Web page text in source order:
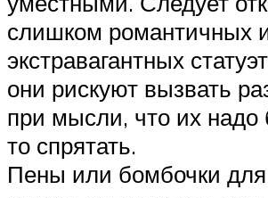
слишком романтичных
экстравагантных
они рискуют вызвать
при мысли, что их надо
то спрятать.
Пены или бомбочки